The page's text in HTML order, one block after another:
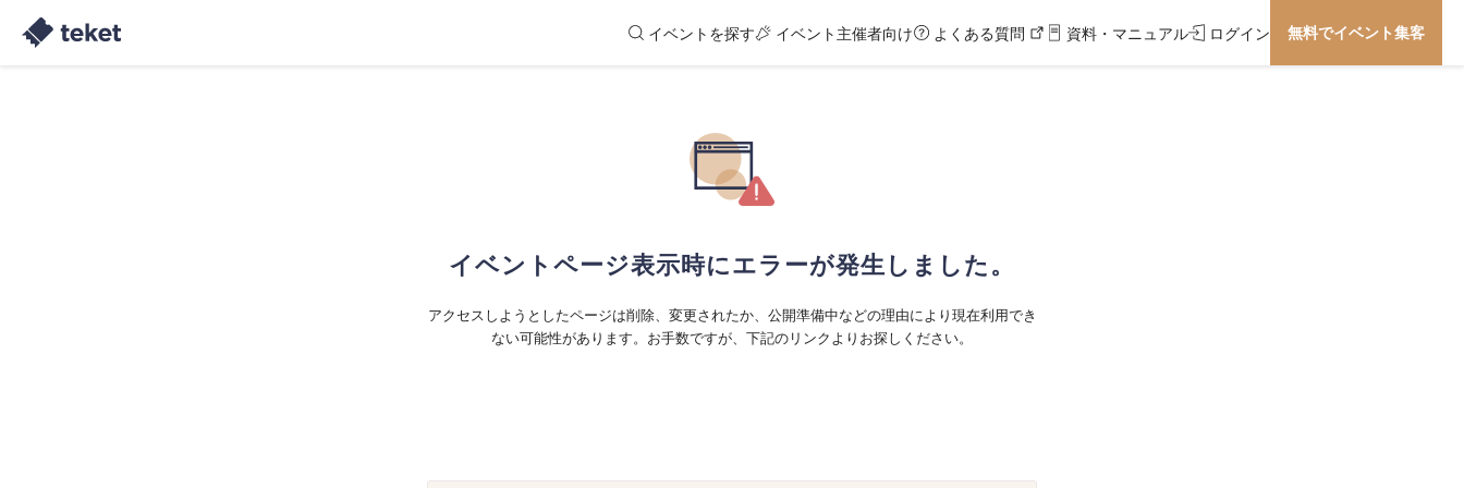
イベントを探す イベント主催者向け よくある質問 資料・マニュアル ログイン 無料でイベント集客
イベントページ表示時にエラーが発生しました。
アクセスしようとしたページは削除、変更されたか、公開準備中などの理由により現在利用でき
ない可能性があります。お手数ですが、下記のリンクよりお探しください。